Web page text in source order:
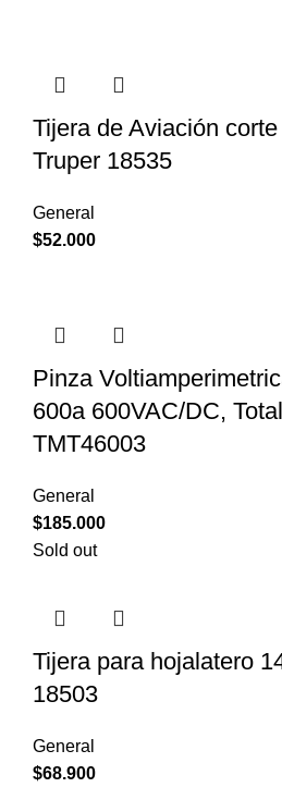
Tijera de Aviación
Truper 18535
General
$52.000
Pinza
600a 600VAC/DC,
TMT46003
General
$185.000
Sold out
Tijera para hojalatero
18503
General
$68.900